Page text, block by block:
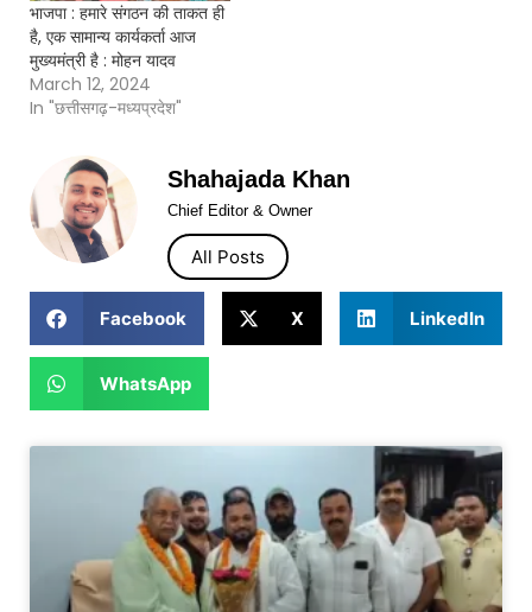
भाजपा : हमारे संगठन की ताकत ही
है, एक सामान्य कार्यकर्ता आज
मुख्यमंत्री है : मोहन यादव
March 12, 2024
In "छत्तीसगढ़-मध्यप्रदेश"
Shahajada Khan
Chief Editor & Owner
All Posts
Facebook X LinkedIn
WhatsApp